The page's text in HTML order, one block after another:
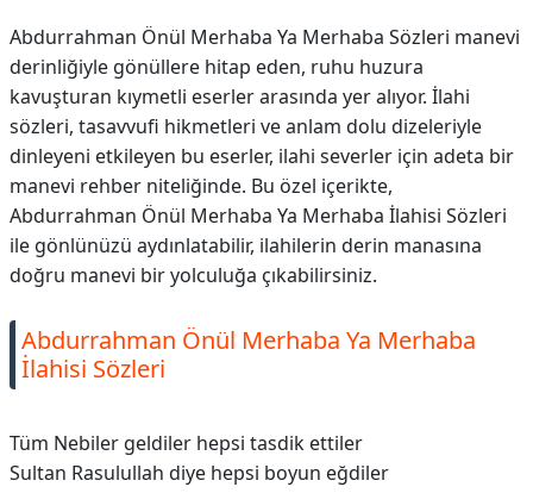
Abdurrahman Önül Merhaba Ya Merhaba Sözleri manevi
derinliğiyle gönüllere hitap eden, ruhu huzura
kavuşturan kıymetli eserler arasında yer alıyor. İlahi
sözleri, tasavvufi hikmetleri ve anlam dolu dizeleriyle
dinleyeni etkileyen bu eserler, ilahi severler için adeta bir
manevi rehber niteliğinde. Bu özel içerikte,
Abdurrahman Önül Merhaba Ya Merhaba İlahisi Sözleri
ile gönlünüzü aydınlatabilir, ilahilerin derin manasına
doğru manevi bir yolculuğa çıkabilirsiniz.
Abdurrahman Önül Merhaba Ya Merhaba
İlahisi Sözleri
Tüm Nebiler geldiler hepsi tasdik ettiler
Sultan Rasulullah diye hepsi boyun eğdiler